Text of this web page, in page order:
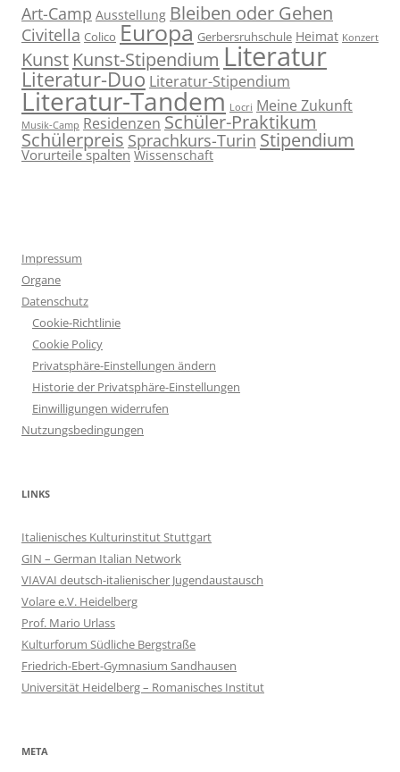
Art-Camp Ausstellung Bleiben oder Gehen
Civitella Colico Europa Gerbersruhschule Heimat Konzert
Kunst Kunst-Stipendium Literatur
Literatur-Duo Literatur-Stipendium
Literatur-Tandem Locri Meine Zukunft
Musik-Camp Residenzen Schüler-Praktikum
Schülerpreis Sprachkurs-Turin Stipendium
Vorurteile spalten Wissenschaft
Impressum
Organe
Datenschutz
Cookie-Richtlinie
Cookie Policy
Privatsphäre-Einstellungen ändern
Historie der Privatsphäre-Einstellungen
Einwilligungen widerrufen
Nutzungsbedingungen
LINKS
Italienisches Kulturinstitut Stuttgart
GIN – German Italian Network
VIAVAI deutsch-italienischer Jugendaustausch
Volare e.V. Heidelberg
Prof. Mario Urlass
Kulturforum Südliche Bergstraße
Friedrich-Ebert-Gymnasium Sandhausen
Universität Heidelberg – Romanisches Institut
META